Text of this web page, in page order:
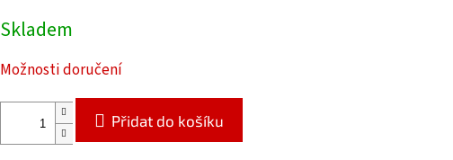
Měrná
cena:
Skladem
Možnosti doručení
Přidat do košíku